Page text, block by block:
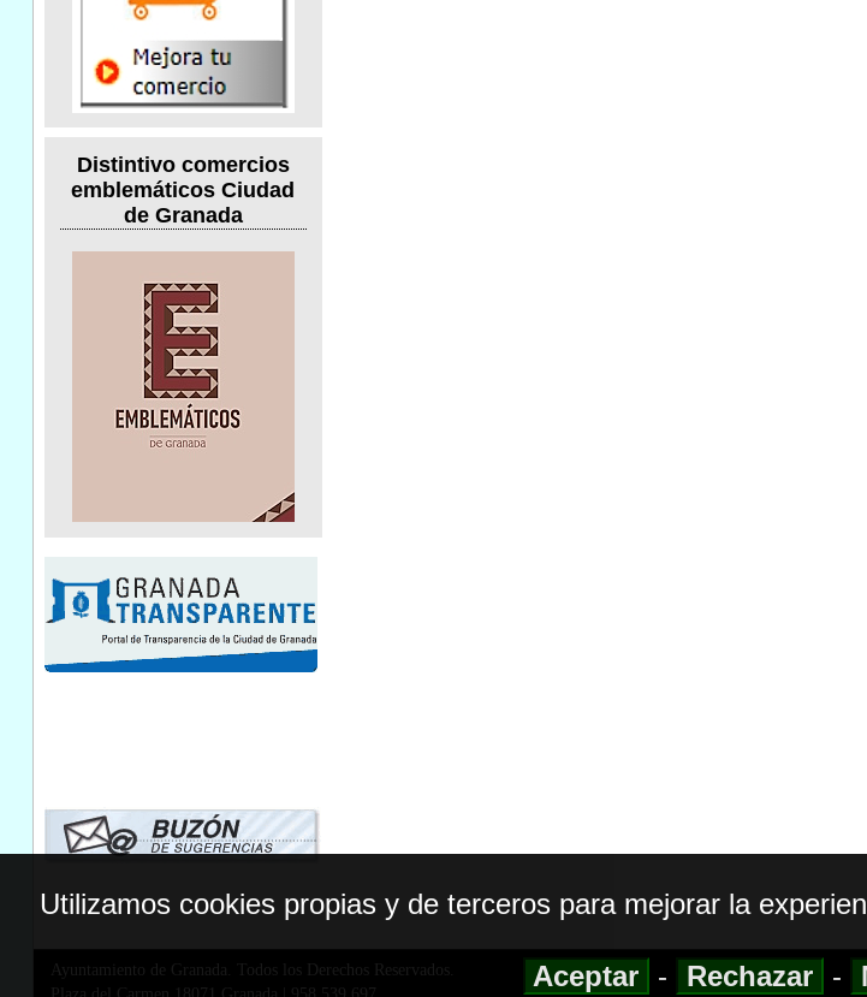
Distintivo comercios
emblemáticos Ciudad
de Granada
Ayuntamiento de Granada. Todos los Derechos Reservados.
Utilizamos cookies propias y de terceros para mejorar la
Aceptar - Rechazar -